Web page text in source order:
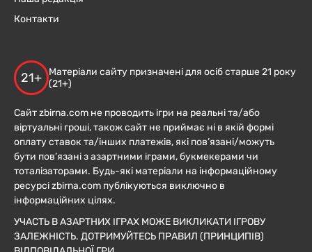
Контакти
21+
Матеріали сайту призначені для осіб старше 21 року
(21+)
Сайт zbirna.com не проводить ігри на реальні та/або
віртуальні гроші, також сайт не приймає ні в якій формі
оплату ставок та/інших платежів, які пов’язані/можуть
бути пов’язані з азартними іграми, букмекерами чи
тоталізаторами. Будь-які матеріали на інформаційному
ресурсі zbirna.com публікуються виключно в
інформаційних цілях.
УЧАСТЬ В АЗАРТНИХ ІГРАХ МОЖЕ ВИКЛИКАТИ ІГРОВУ
ЗАЛЕЖНІСТЬ. ДОТРИМУЙТЕСЬ ПРАВИЛ (ПРИНЦИПІВ)